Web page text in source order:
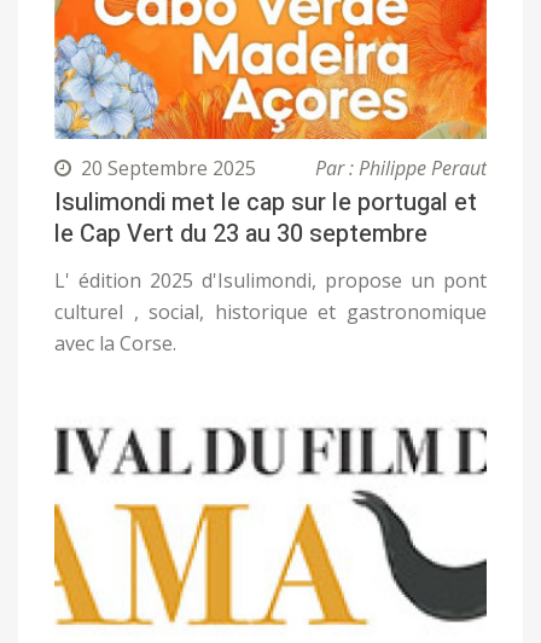
20 Septembre 2025 Par : Philippe Peraut
Isulimondi met le cap sur le portugal et
le Cap Vert du 23 au 30 septembre
L' édition 2025 d'Isulimondi, propose un pont
culturel , social, historique et gastronomique
avec la Corse.